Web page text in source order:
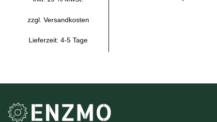
zzgl. Versandkosten
Lieferzeit: 4-5 Tage